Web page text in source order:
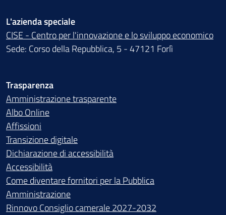
L'azienda speciale
CISE - Centro per l'innovazione e lo sviluppo economico
Sede: Corso della Repubblica, 5 - 47121 Forlì
Trasparenza
Amministrazione trasparente
Albo Online
Affissioni
Transizione digitale
Dichiarazione di accessibilità
Accessibilità
Come diventare fornitori per la Pubblica
Amministrazione
Rinnovo Consiglio camerale 2027-2032